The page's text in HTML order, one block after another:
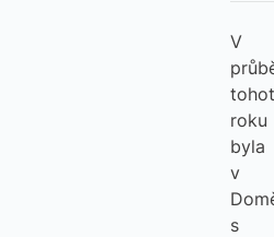
V
roku
byla
v
s